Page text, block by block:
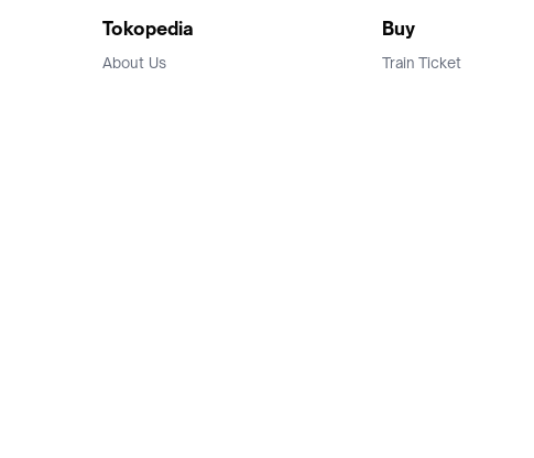
Tokopedia
About Us
Buy
Train Ticket